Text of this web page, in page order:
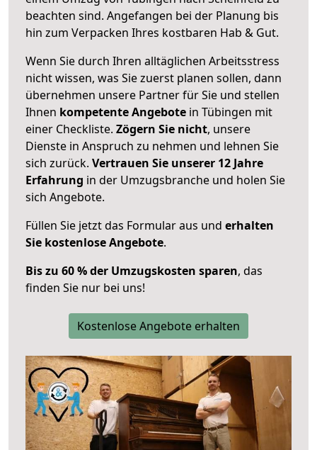
beachten sind. Angefangen bei der Planung bis
hin zum Verpacken Ihres kostbaren Hab & Gut.
Wenn Sie durch Ihren alltäglichen Arbeitsstress
nicht wissen, was Sie zuerst planen sollen, dann
übernehmen unsere Partner für Sie und stellen
Ihnen kompetente Angebote in Tübingen mit
einer Checkliste. Zögern Sie nicht, unsere
Dienste in Anspruch zu nehmen und lehnen Sie
sich zurück. Vertrauen Sie unserer 12 Jahre
Erfahrung in der Umzugsbranche und holen Sie
sich Angebote.
Füllen Sie jetzt das Formular aus und erhalten
Sie kostenlose Angebote.
Bis zu 60 % der Umzugskosten sparen, das
finden Sie nur bei uns!
Kostenlose Angebote erhalten